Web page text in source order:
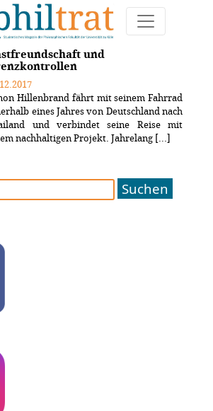
Thema "europe"
und
Hillenbrand fährt mit seinem Fahrrad
eines Jahres von Deutschland nach
und verbindet seine Reise mit
nachhaltigen Projekt. Jahrelang [...]